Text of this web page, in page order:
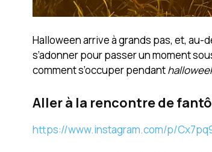
Halloween arrive à grands pas, et, au-
s’adonner pour passer un moment
comment s’occuper pendant
Aller à la rencontre de
https://www.instagram.com/p/